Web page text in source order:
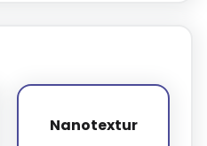
Nanotextur
Nanotextur